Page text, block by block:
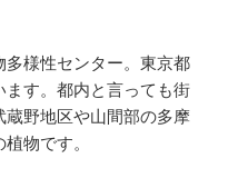
様性センター。東京都
す。都内と言っても街
野地区や山間部の多摩
物です。